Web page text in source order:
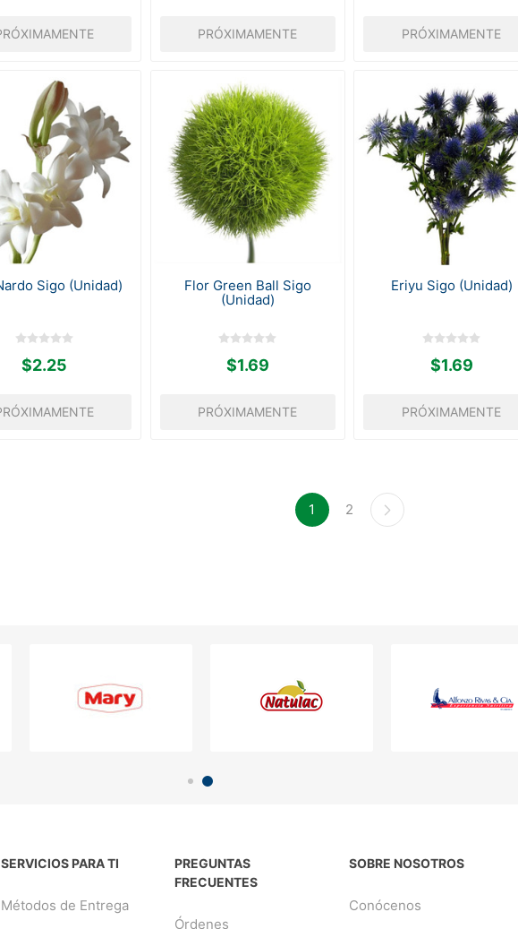
PRÓXIMAMENTE PRÓXIMAMENTE
Sigo (Unidad)
$2.25
Flor Green Ball Sigo
(Unidad)
$1.69
PRÓXIMAMENTE
Eriyu Sigo (Unidad)
$1.69
PRÓXIMAMENTE
1 2
SERVICIOS PARA TI
Métodos de Entrega
PREGUNTAS
FRECUENTES
Órdenes
SOBRE NOSOTROS
Conócenos